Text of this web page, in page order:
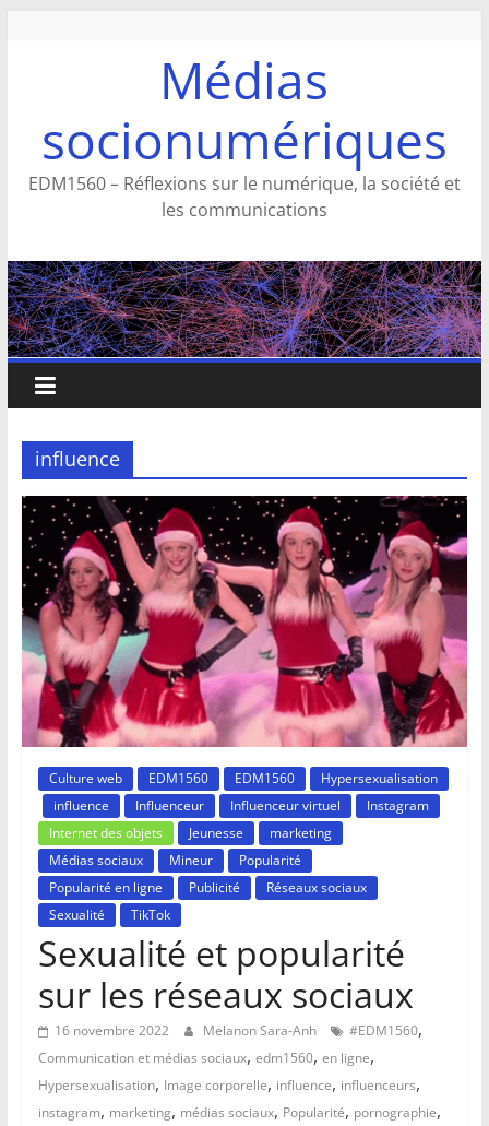
Médias
socionumériques
EDM1560 – Réflexions sur le numérique, la société et
les communications
influence
Culture web EDM1560 EDM1560
Hypersexualisation
influence
Influenceur Influenceur virtuel
Instagram
Internet des objets
Jeunesse
marketing
Médias sociaux
Mineur
Popularité
Popularité en ligne
Publicité
Réseaux sociaux
Sexualité
TikTok
Sexualité et popularité
sur les réseaux sociaux
16 novembre 2022 Melanon Sara-Anh #EDM1560,
Communication et médias sociaux, edm1560, en ligne,
Hypersexualisation, Image corporelle, influence, influenceurs,
instagram, marketing, médias sociaux, Popularité, pornographie,